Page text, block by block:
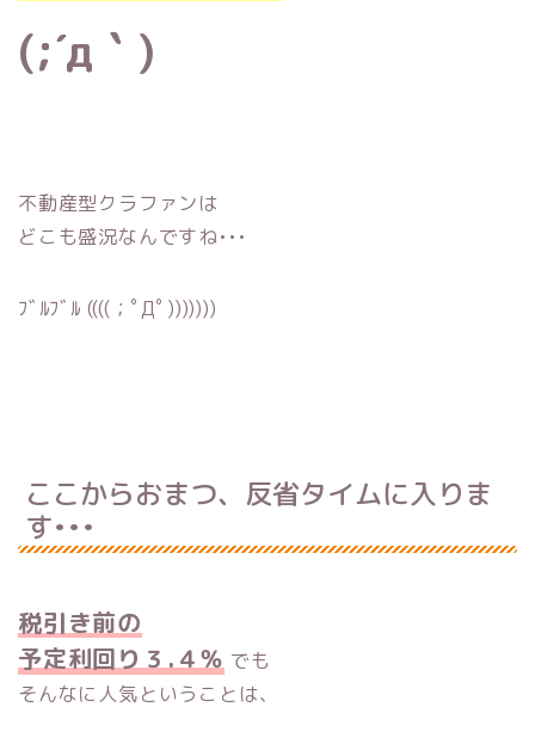
(;´д｀)
不動産型クラファンは
どこも盛況なんですね•••
ﾌﾞﾙﾌﾞﾙ ((((；ﾟДﾟ)))))))
ここからおまつ、反省タイムに入りま
す•••
税引き前の
予定利回り３.４％ でも
そんなに人気ということは、